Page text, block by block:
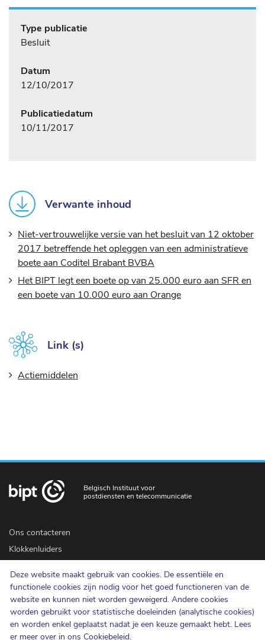
Deze website maakt gebruik van cookies. De essentiële en
functionele cookies zijn nodig voor het goed functioneren van de
website en kunnen niet worden geweigerd. Andere cookies
worden gebruikt voor statistische doeleinden (analytische cookies)
en worden enkel geplaatst nadat je een keuze gemaakt hebt. Lees
er meer over in ons Cookiebeleid.
Type publicatie
Besluit
Datum
12/10/2017
Publicatiedatum
10/11/2017
Verwante inhoud
Niet-vertrouwelijke versie van het besluit van 12 oktober
2017 betreffende het opleggen van een administratieve
boete aan Coditel Brabant BVBA
Het BIPT legt een boete op van 25.000 euro aan SFR en
een boete van 10.000 euro aan Orange
Link (s)
Actiemiddelen
Belgisch Instituut voor
postdiensten en telecommunicatie
Ons contacteren
Klokkenluiders
Toegankelijkheid
Pers
Cookiebeleid